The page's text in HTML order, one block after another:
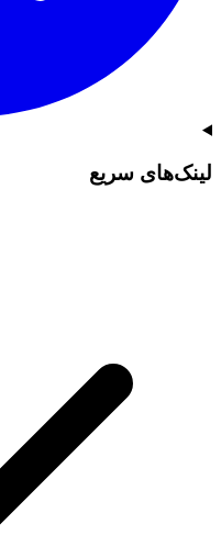
لینک‌های سریع